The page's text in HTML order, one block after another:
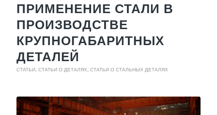
ПРИМЕНЕНИЕ СТАЛИ В
ПРОИЗВОДСТВЕ
КРУПНОГАБАРИТНЫХ
ДЕТАЛЕЙ
СТАТЬИ, СТАТЬИ О ДЕТАЛЯХ СТАТЬИ О СТАЛЬНЫХ ДЕТАЛЯХ